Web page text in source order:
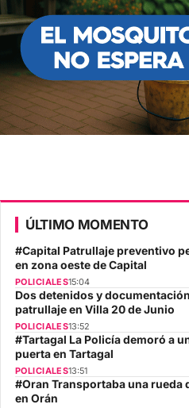
ÚLTIMO MOMENTO
#Capital Patrullaje preventivo
en zona oeste de Capital
POLICIALES15:04
Dos detenidos y
patrullaje en Villa 20 de Junio
POLICIALES13:52
#Tartagal La Policía demoró a
puerta en Tartagal
POLICIALES13:51
#Oran Transportaba una rueda
en Orán